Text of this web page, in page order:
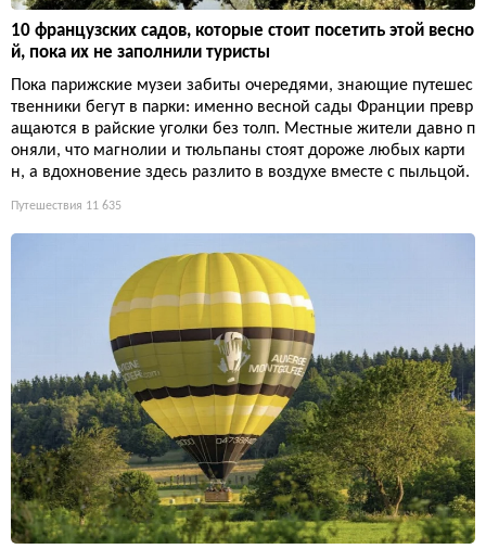
10 французских садов, которые стоит посетить этой весно
й, пока их не заполнили туристы
Пока парижские музеи забиты очередями, знающие путешес
твенники бегут в парки: именно весной сады Франции превр
ащаются в райские уголки без толп. Местные жители давно п
оняли, что магнолии и тюльпаны стоят дороже любых карти
н, а вдохновение здесь разлито в воздухе вместе с пыльцой.
Путешествия 11 635